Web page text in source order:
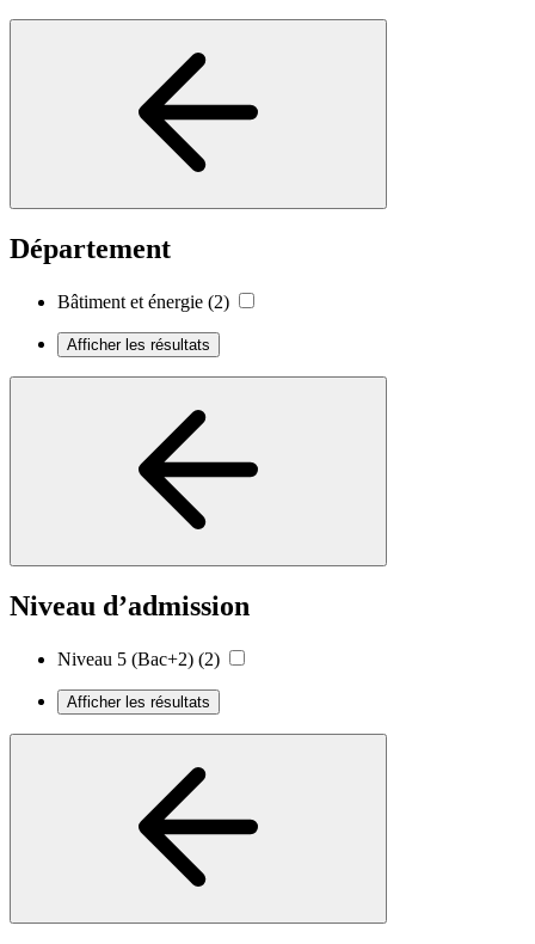
Département
Bâtiment et énergie (2)
Afficher les résultats
Niveau d’admission
Niveau 5 (Bac+2) (2)
Afficher les résultats